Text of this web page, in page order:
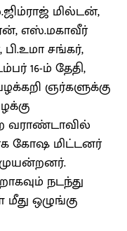
மில்டன்,
எஸ்.மகாவீர்
பி.உமா சங்கர்,
16-ம் தேதி,
ஞர்களுக்கு
வராண்டாவில்
கோஷ மிட்டனர்
நடந்து
ஒழுங்கு